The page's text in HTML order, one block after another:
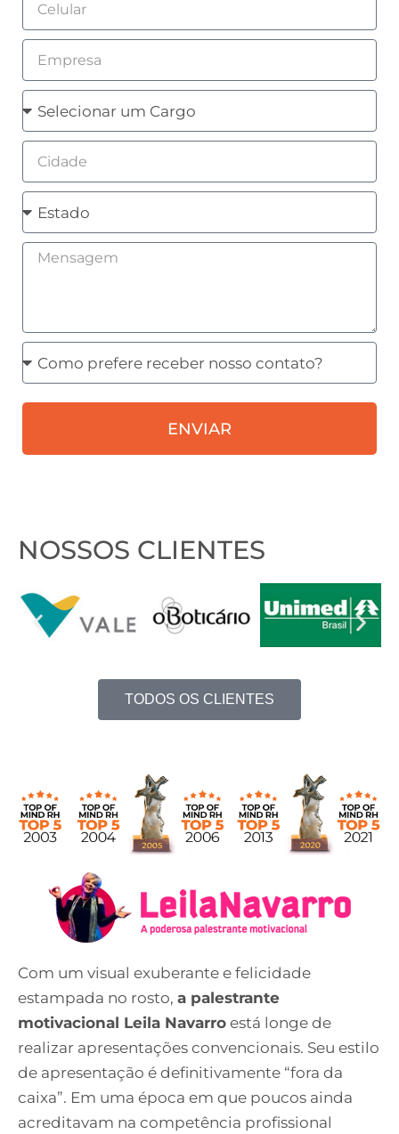
Empresa
Cargo
Cidade
Estado
Mensagem
Como
prefere
receber
contato?
ENVIAR
NOSSOS CLIENTES
TODOS OS CLIENTES
Com um visual exuberante e felicidade
estampada no rosto, a palestrante
motivacional Leila Navarro está longe de
realizar apresentações convencionais. Seu estilo
de apresentação é definitivamente “fora da
caixa”. Em uma época em que poucos ainda
acreditavam na competência profissional